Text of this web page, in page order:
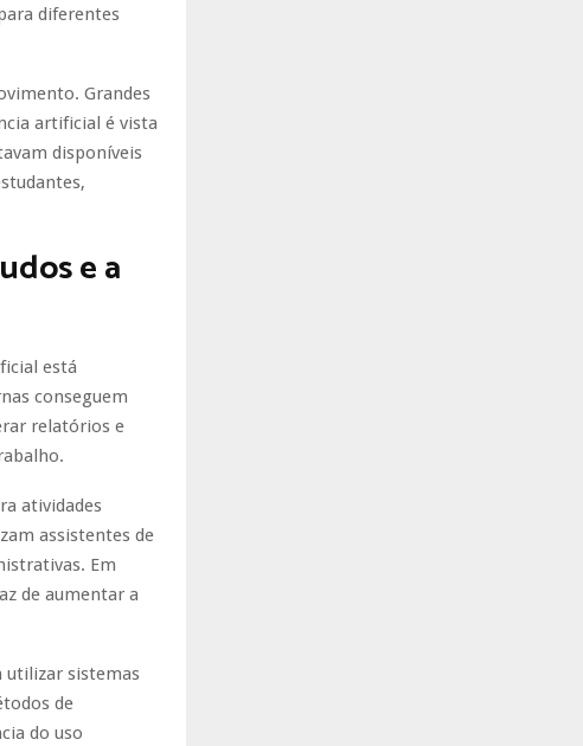
diferentes
Grandes
artificial é vista
disponíveis
e a
está
conseguem
relatórios e
atividades
assistentes de
Em
de aumentar a
utilizar sistemas
de
do uso